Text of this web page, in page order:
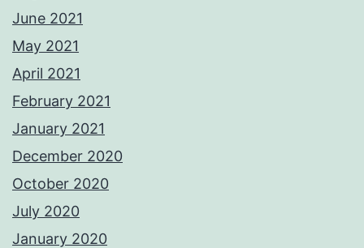
June 2021
May 2021
April 2021
February 2021
January 2021
December 2020
October 2020
July 2020
January 2020